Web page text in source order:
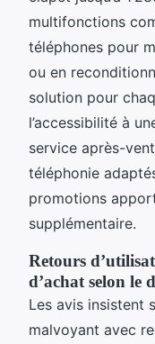
multifonctions
téléphones pour
ou en
solution pour
l’accessibilité à
service après-
téléphonie
promotions
supplémentaire.
Retours
d’achat selon le
Les avis insistent
malvoyant avec